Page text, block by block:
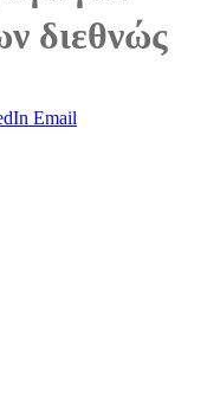
διεθνώς
Email